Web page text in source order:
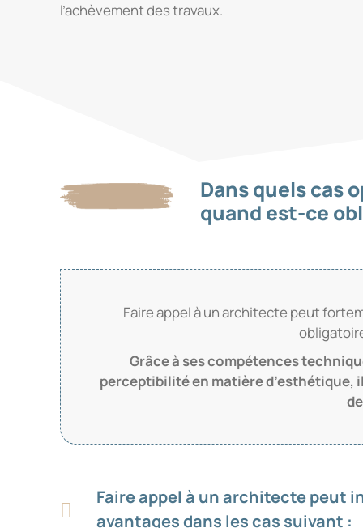
l’achèvement des travaux.
Dans quels cas
quand est-ce
Faire appel à un architecte peut
Grâce à ses compétences
perceptibilité en matière d’esthétique,
Faire appel à un architecte peut
avantages dans les cas suivant :